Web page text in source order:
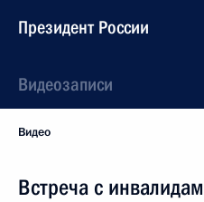
Президент России
Видеозаписи
Видео
Встреча с